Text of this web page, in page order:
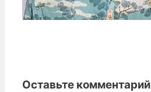
Оставьте комментарий